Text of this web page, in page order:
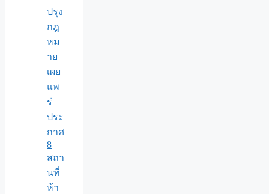
ปรุง
กฎ
หม
าย
เผย
แพ
ร่
ประ
กาศ
8
สถา
นที่
ห้า